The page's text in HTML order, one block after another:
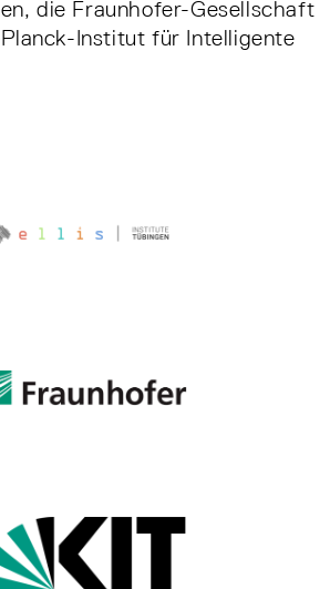
die Fraunhofer-Gesellschaft
Institut für Intelligente